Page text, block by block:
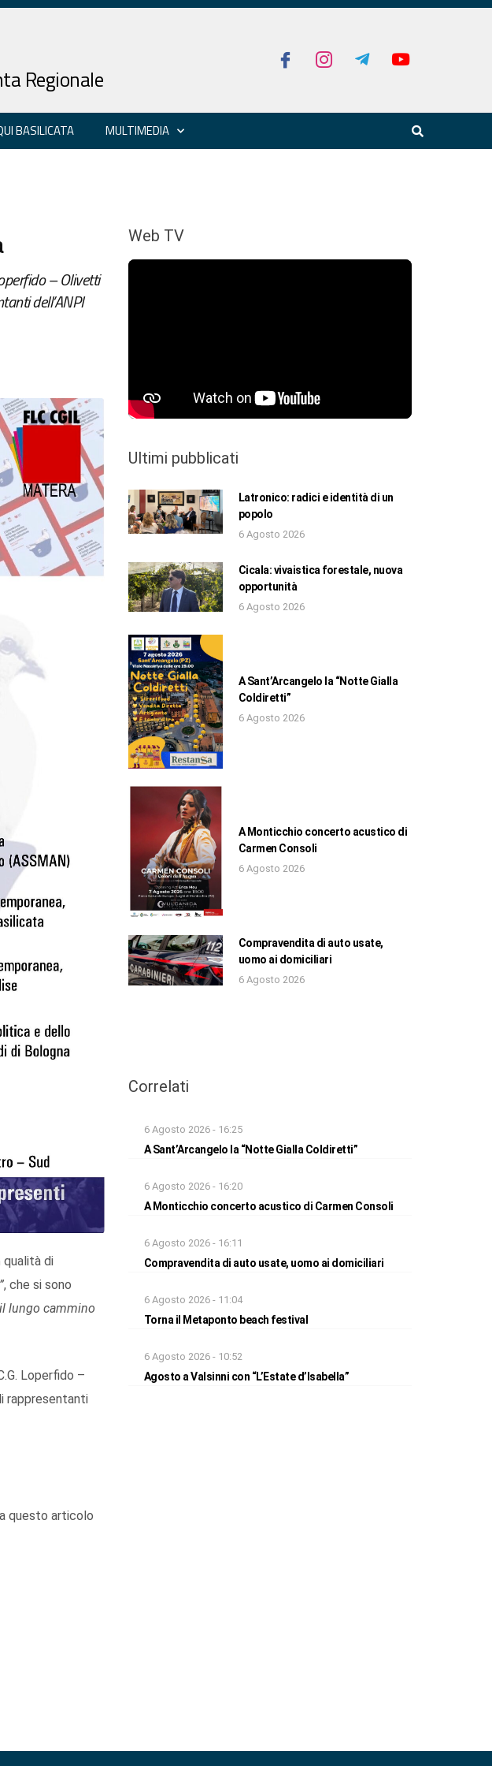
Regionale
BASILICATA MULTIMEDIA
– Olivetti
dell’ANPI
qualità di
, che si sono
il lungo cammino
Loperfido –
rappresentanti
questo articolo
Web TV
Ultimi pubblicati
Latronico: radici e identità di un
popolo
6 Agosto 2026
Cicala: vivaistica forestale, nuova
opportunità
6 Agosto 2026
A Sant’Arcangelo la “Notte Gialla
Coldiretti”
6 Agosto 2026
A Monticchio concerto acustico di
Carmen Consoli
6 Agosto 2026
Compravendita di auto usate,
uomo ai domiciliari
6 Agosto 2026
Correlati
6 Agosto 2026 - 16:25
A Sant’Arcangelo la “Notte Gialla Coldiretti”
6 Agosto 2026 - 16:20
A Monticchio concerto acustico di Carmen Consoli
6 Agosto 2026 - 16:11
Compravendita di auto usate, uomo ai domiciliari
6 Agosto 2026 - 11:04
Torna il Metaponto beach festival
6 Agosto 2026 - 10:52
Agosto a Valsinni con “L’Estate d’Isabella”